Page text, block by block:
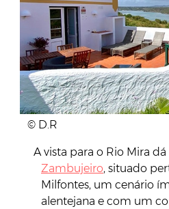
© D.R
A vista para o Rio Mira dá
Zambujeiro, situado
Milfontes, um cenário
alentejana e com um